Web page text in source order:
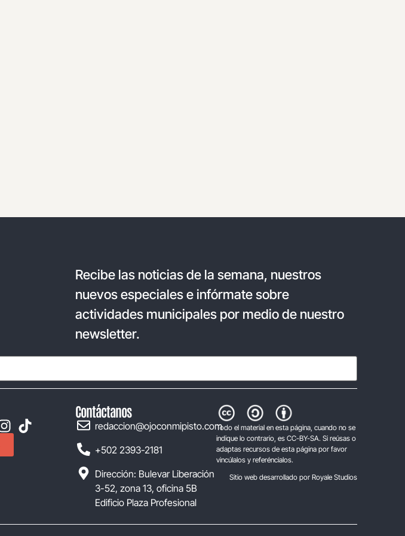
Recibe las noticias de la semana, nuestros
nuevos especiales e infórmate sobre
actividades municipales por medio de nuestro
newsletter.
Contáctanos
redaccion@ojoconmipisto.com
+502 2393-2181
Dirección: Bulevar Liberación
3-52, zona 13, oficina 5B
Edificio Plaza Profesional
Todo el material en esta página, cuando no se
indique lo contrario, es CC-BY-SA. Si reúsas o
adaptas recursos de esta página por favor
vincúlalos y referéncialos.
Sitio web desarrollado por Royale Studios